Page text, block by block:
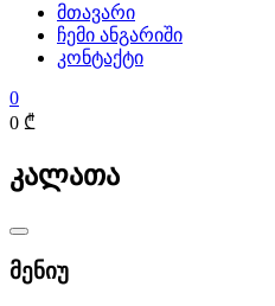
მთავარი
ჩემი ანგარიში
კონტაქტი
0
0 ₾
კალათა
Catalog
Menu
მენიუ